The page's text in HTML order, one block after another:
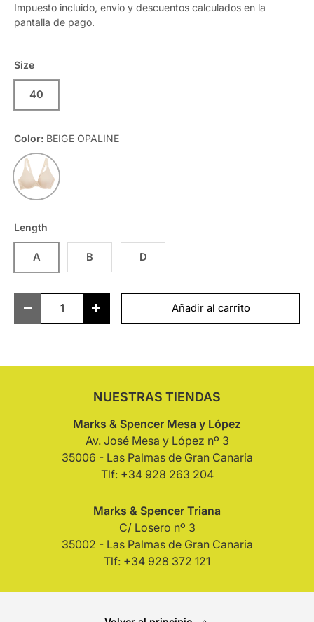
Impuesto incluido, envío y descuentos calculados en la
pantalla de pago.
Size
40
Color: BEIGE OPALINE
BEIGE OPALINE
Length
A B D
- + Añadir al carrito
NUESTRAS TIENDAS
Marks & Spencer Mesa y López
Av. José Mesa y López nº 3
35006 - Las Palmas de Gran Canaria
Tlf: +34 928 263 204
Marks & Spencer Triana
C/ Losero nº 3
35002 - Las Palmas de Gran Canaria
Tlf: +34 928 372 121